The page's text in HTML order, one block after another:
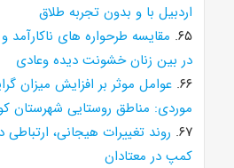
اردبیل با و بدون تجربه طلاق
۶۵. مقایسه طرحواره های ناکارآمد
در بین زنان خشونت دیده وعادی
۶۶. عوامل موثر بر افزایش میزان
موردی: مناطق روستایی شهرستان
۶۷. روند تغییرات هیجانی،
کمپ در معتادان